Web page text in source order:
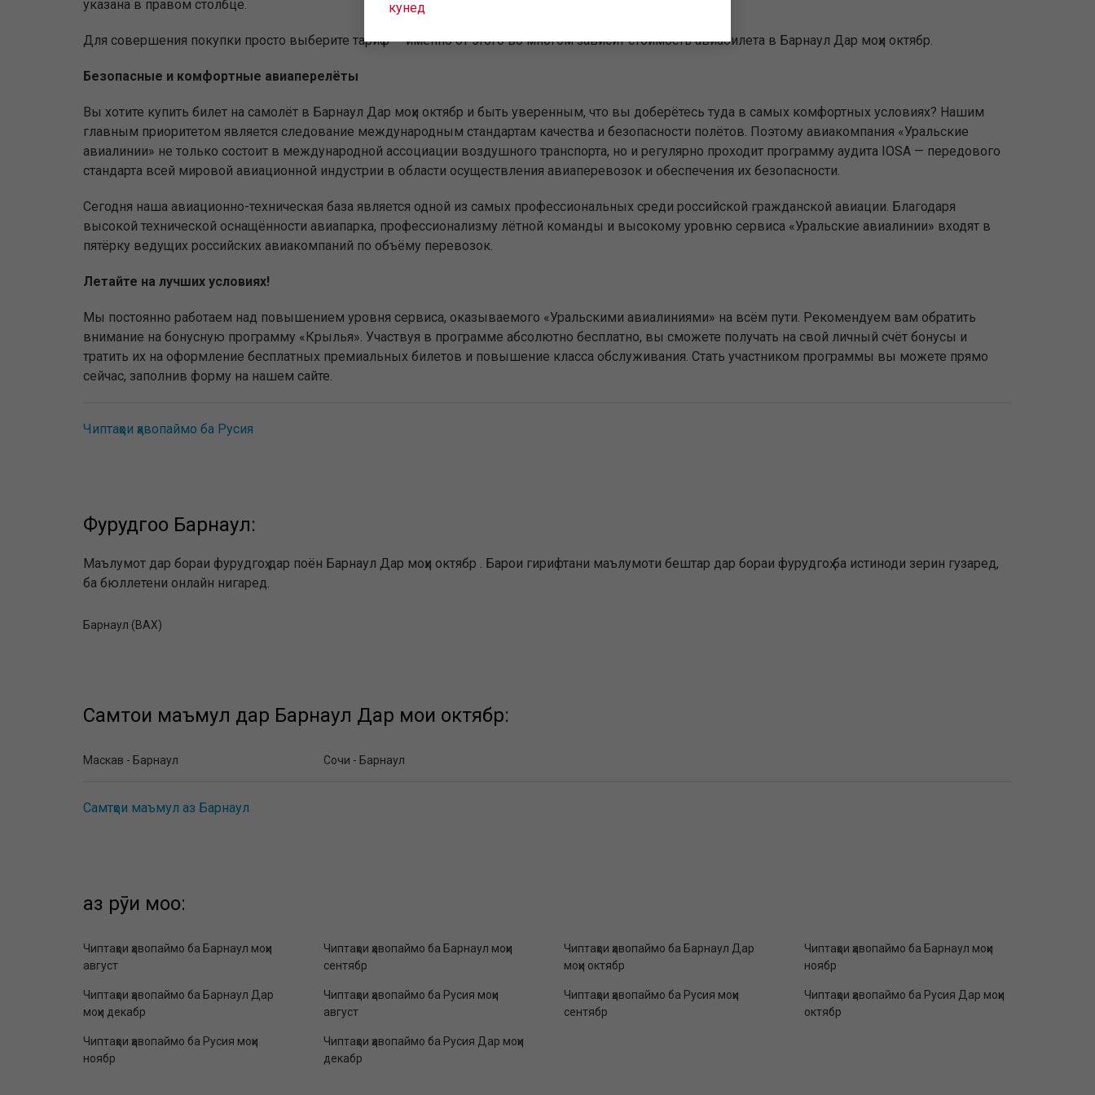
указана в правом столбце.
Для совершения покупки просто выберите тариф — именно от этого во многом зависит стоимость авиабилета в Барнаул Дар моҳи октябр.
Безопасные и комфортные авиаперелёты
Вы хотите купить билет на самолёт в Барнаул Дар моҳи октябр и быть уверенным, что вы доберётесь туда в самых комфортных условиях? Нашим
главным приоритетом является следование международным стандартам качества и безопасности полётов. Поэтому авиакомпания «Уральские
авиалинии» не только состоит в международной ассоциации воздушного транспорта, но и регулярно проходит программу аудита IOSA — передового
стандарта всей мировой авиационной индустрии в области осуществления авиаперевозок и обеспечения их безопасности.
Сегодня наша авиационно-техническая база является одной из самых профессиональных среди российской гражданской авиации. Благодаря
высокой технической оснащённости авиапарка, профессионализму лётной команды и высокому уровню сервиса «Уральские авиалинии» входят в
пятёрку ведущих российских авиакомпаний по объёму перевозок.
Летайте на лучших условиях!
Мы постоянно работаем над повышением уровня сервиса, оказываемого «Уральскими авиалиниями» на всём пути. Рекомендуем вам обратить
внимание на бонусную программу «Крылья». Участвуя в программе абсолютно бесплатно, вы сможете получать на свой личный счёт бонусы и
тратить их на оформление бесплатных премиальных билетов и повышение класса обслуживания. Стать участником программы вы можете прямо
сейчас, заполнив форму на нашем сайте.
Чиптаҳои ҳавопаймо ба Русия
Фурудгоҳҳо Барнаул:
Маълумот дар бораи фурудгоҳ дар поён Барнаул Дар моҳи октябр . Барои гирифтани маълумоти бештар дар бораи фурудгоҳ ба истиноди зерин гузаред,
ба бюллетени онлайн нигаред.
Барнаул (BAX)
Самтҳои маъмул дар Барнаул Дар моҳи октябр:
Маскав - Барнаул Сочи - Барнаул
Самтҳои маъмул аз Барнаул
аз рӯи моҳҳо:
Чиптаҳои ҳавопаймо ба Барнаул моҳи
август
Чиптаҳои ҳавопаймо ба Барнаул моҳи
сентябр
Чиптаҳои ҳавопаймо ба Барнаул Дар
моҳи октябр
Чиптаҳои ҳавопаймо ба Барнаул моҳи
ноябр
Чиптаҳои ҳавопаймо ба Барнаул Дар
моҳи декабр
Чиптаҳои ҳавопаймо ба Русия моҳи
август
Чиптаҳои ҳавопаймо ба Русия моҳи
сентябр
Чиптаҳои ҳавопаймо ба Русия Дар моҳи
октябр
Чиптаҳои ҳавопаймо ба Русия моҳи
ноябр
Чиптаҳои ҳавопаймо ба Русия Дар моҳи
декабр
кунед